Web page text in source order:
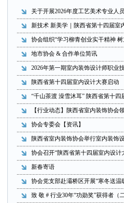
关于开展2026年度工艺美术专业人
新技术 新美学｜陕西省第十四届室
协会组织“学习柳青创业实干精神
地市协会 & 合作单位简讯
2026年第一期室内装饰设计师职业
陕西省第十四届室内设计大赛启动
“千山茶渡 澡雪沐耳” 陕西省第十四
【行业动态】陕西省室内装饰协会
协会专委会【资讯】
陕西省室内装饰协会举行室内装饰
协会召开“陕西省第十四届室内设计
新春寄语
协会党支部赴灞桥区开展“寒冬送温
致 敬 # 行业30年“功勋奖”获得者（二